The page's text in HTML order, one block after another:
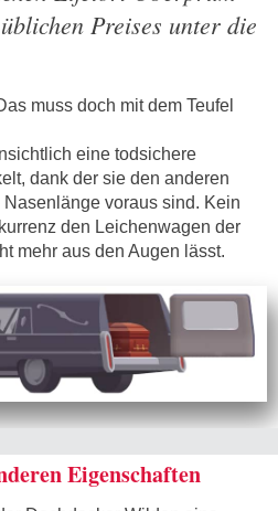
Preises unter die
muss doch mit dem Teufel
eine todsichere
dank der sie den anderen
Nasenlänge voraus sind. Kein
den Leichenwagen der
mehr aus den Augen lässt.
Eigenschaften